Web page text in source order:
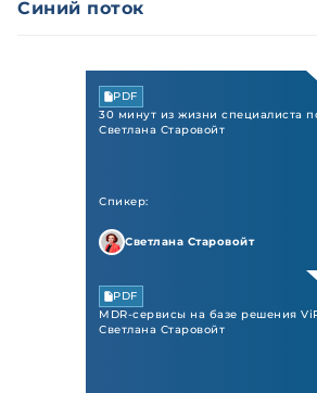
Синий поток
PDF
30 минут из жизни специалиста
Светлана Старовойт
Спикер:
Светлана Старовойт
PDF
MDR-сервисы на базе решения
Светлана Старовойт